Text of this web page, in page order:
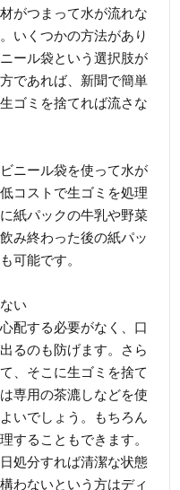
がつまって水が流れな
いくつかの方法があり
ール袋という選択肢が
であれば、新聞で簡単
ゴミを捨てれば流さな
ニール袋を使って水が
コストで生ゴミを処理
紙パックの牛乳や野菜
み終わった後の紙パッ
可能です。
い
配する必要がなく、口
るのも防げます。さら
、そこに生ゴミを捨て
専用の茶漉しなどを使
いでしょう。もちろん
することもできます。
処分すれば清潔な状態
わないという方はディ